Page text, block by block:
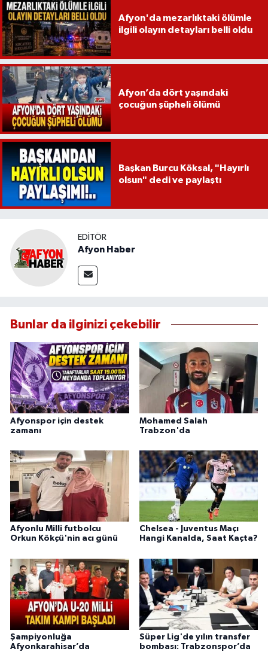
Afyon'da mezarlıktaki ölümle
ilgili olayın detayları belli oldu
Afyon’da dört yaşındaki
çocuğun şüpheli ölümü
Başkan Burcu Köksal, "Hayırlı
olsun" dedi ve paylaştı
EDITÖR
Afyon Haber
Bunlar da ilginizi çekebilir
Afyonspor için destek
zamanı
Mohamed Salah
Trabzon'da
Afyonlu Milli futbolcu
Orkun Kökçü'nin acı günü
Chelsea - Juventus Maçı
Hangi Kanalda, Saat Kaçta?
Şampiyonluğa
Afyonkarahisar’da
Süper Lig'de yılın transfer
bombası: Trabzonspor’da